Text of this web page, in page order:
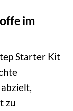
im
Starter Kit
zu